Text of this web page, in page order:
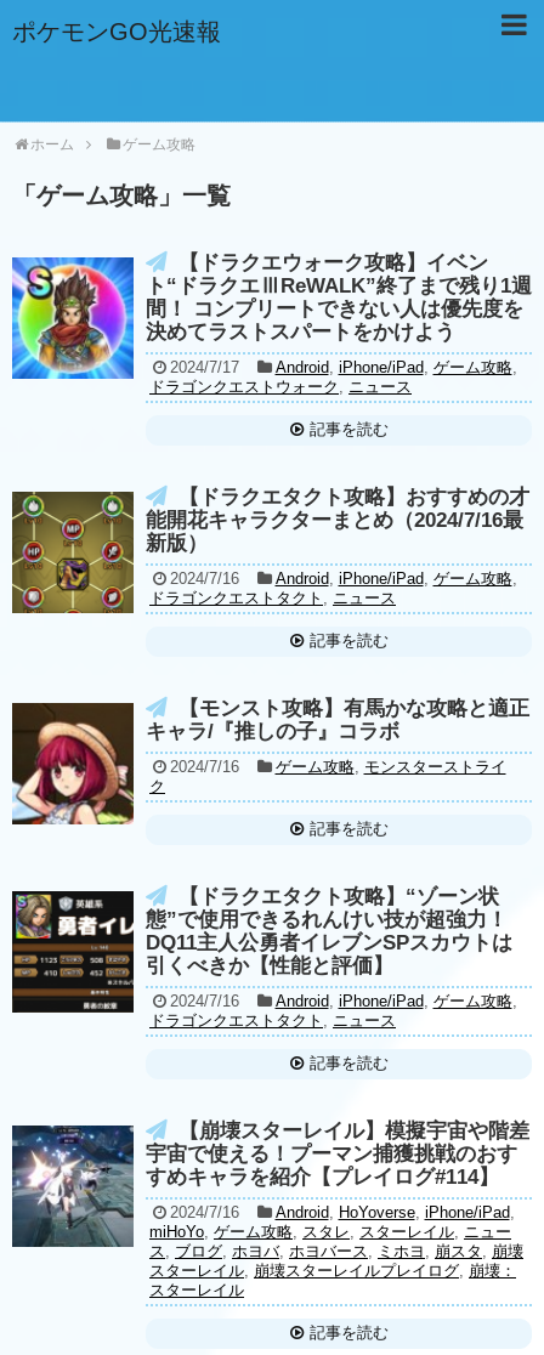
ポケモンGO光速報
ホーム ゲーム攻略
「 ゲーム攻略」 一覧
【ドラクエウォーク攻略】イベン
ト“ドラクエⅢReWALK”終了まで残り1週
間！ コンプリートできない人は優先度を
決めてラストスパートをかけよう
2024/7/17 Android, iPhone/iPad, ゲーム攻略,
ドラゴンクエストウォーク , ニュース
記事を読む
【ドラクエタクト攻略】おすすめの才
能開花キャラクターまとめ（2024/7/16最
新版）
2024/7/16 Android, iPhone/iPad, ゲーム攻略,
ドラゴンクエストタクト , ニュース
記事を読む
【モンスト攻略】有馬かな攻略と適正
キャラ/『推しの子』コラボ
2024/7/16 ゲーム攻略, モンスターストライ
ク
記事を読む
【ドラクエタクト攻略】“ゾーン状
態”で使用できるれんけい技が超強力！
DQ11主人公勇者イレブンSPスカウトは
引くべきか【性能と評価】
2024/7/16 Android, iPhone/iPad, ゲーム攻略,
ドラゴンクエストタクト , ニュース
記事を読む
【崩壊スターレイル】模擬宇宙や階差
宇宙で使える！プーマン捕獲挑戦のおす
すめキャラを紹介【プレイログ#114】
2024/7/16 Android, HoYoverse, iPhone/iPad,
miHoYo, ゲーム攻略, スタレ, スターレイル, ニュー
ス, ブログ, ホヨバ, ホヨバース, ミホヨ , 崩スタ , 崩壊
スターレイル, 崩壊スターレイルプレイログ, 崩壊：
スターレイル
記事を読む